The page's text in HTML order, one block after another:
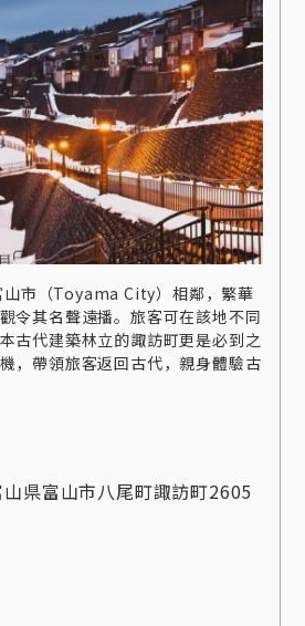
市（Toyama City）相鄰，繁華
令其名聲遠播。旅客可在該地不同
古代建築林立的諏訪町更是必到之
，帶領旅客返回古代，親身體驗古
県富山市八尾町諏訪町2605